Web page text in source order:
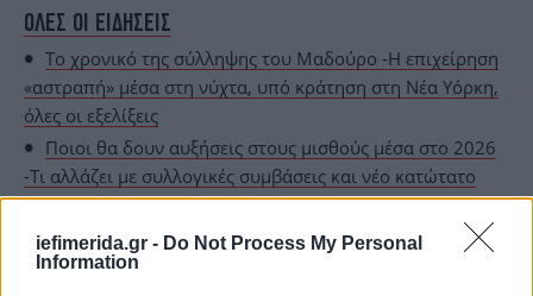
iefimerida.gr - Do Not Process My Personal
Information
ΟΛΕΣ ΟΙ ΕΙΔΗΣΕΙΣ
Το χρονικό της σύλληψης του Μαδούρο -Η επιχείρηση
«αστραπή» μέσα στη νύχτα, υπό κράτηση στη Νέα Υόρκη,
όλες οι εξελίξεις
Ποιοι θα δουν αυξήσεις στους μισθούς μέσα στο 2026
-Τι αλλάζει με συλλογικές συμβάσεις και νέο κατώτατο
και βροχές σήμερα -Η πρόγνωση για τα Θεοφάνια